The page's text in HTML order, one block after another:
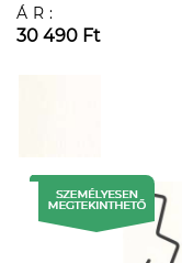
ÁR:
30 490 Ft